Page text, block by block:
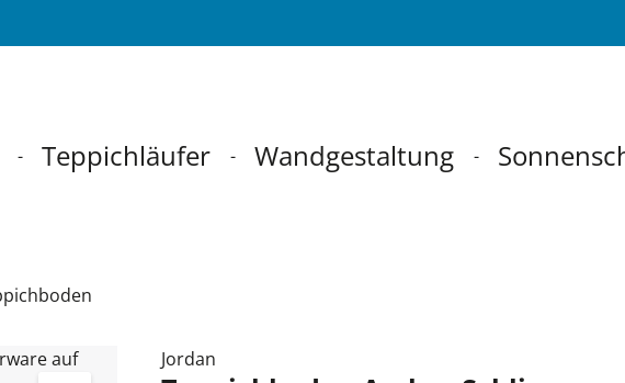
Teppichläufer Wandgestaltung
Jordan